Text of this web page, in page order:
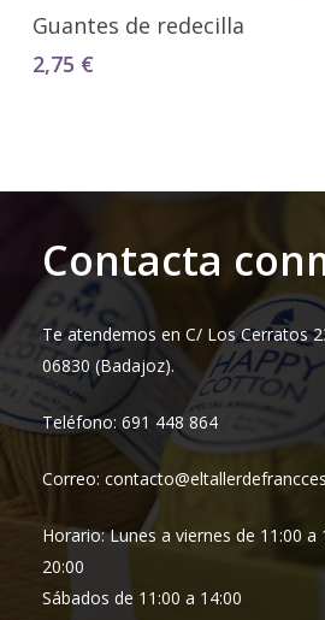
Seleccionar
Guantes de redecilla
2,75 €
Contacta
Te atendemos en C/ Los Cerratos
06830 (Badajoz).
Teléfono: 691 448 864
Correo:
Horario: Lunes a viernes de 11:00 a
20:00
Sábados de 11:00 a 14:00